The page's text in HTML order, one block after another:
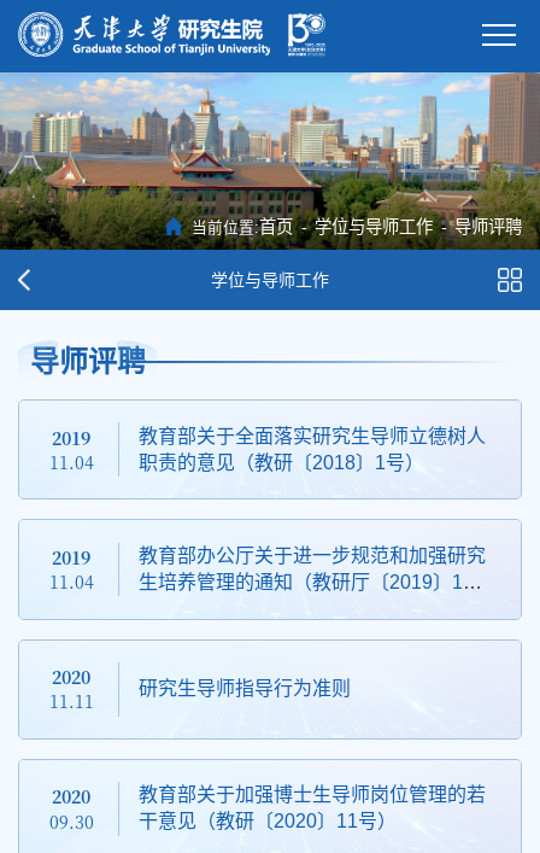
当前位置:首页 - 学位与导师工作 - 导师评聘
学位与导师工作
导师评聘
2019
11.04
教育部关于全面落实研究生导师立德树人
职责的意见（教研〔2018〕1号）
2019
11.04
教育部办公厅关于进一步规范和加强研究
生培养管理的通知（教研厅〔2019〕1
2020
11.11
研究生导师指导行为准则
2020
09.30
教育部关于加强博士生导师岗位管理的若
干意见（教研〔2020〕11号）